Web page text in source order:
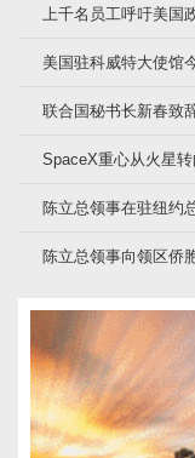
上千名员工呼吁美国
美国驻科威特大使馆
联合国秘书长新春致
SpaceX重心从火星
陈立总领事在驻纽约
陈立总领事向领区侨